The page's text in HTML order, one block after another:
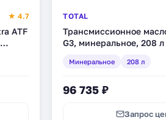
★ 4.7
ATF
TOTAL
Трансмиссионное
G3, минеральное, 208 л
Минеральное 208 л
96 735 ₽
Запрос